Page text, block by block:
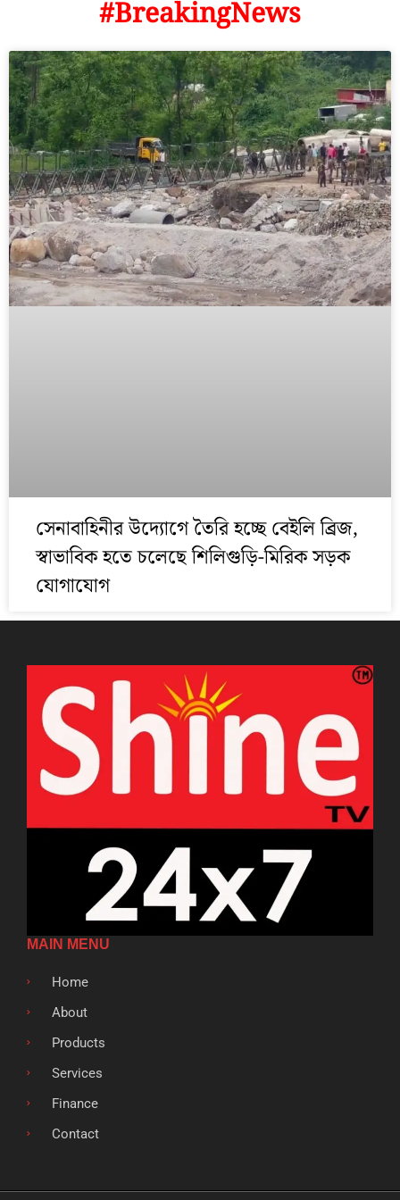
#BreakingNews
সেনাবাহিনীর উদ্যোগে তৈরি হচ্ছে বেইলি ব্রিজ,
স্বাভাবিক হতে চলেছে শিলিগুড়ি-মিরিক সড়ক
যোগাযোগ
MAIN MENU
Home
About
Products
Services
Finance
Contact